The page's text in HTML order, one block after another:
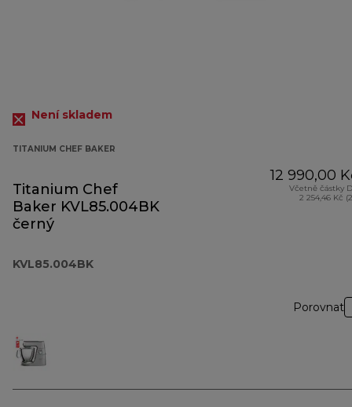
Není skladem
TITANIUM CHEF BAKER
Titanium Chef
Baker KVL85.004BK
černý
KVL85.004BK
12 990,00
Včetně částky
2 254,46 Kč
Porovnat